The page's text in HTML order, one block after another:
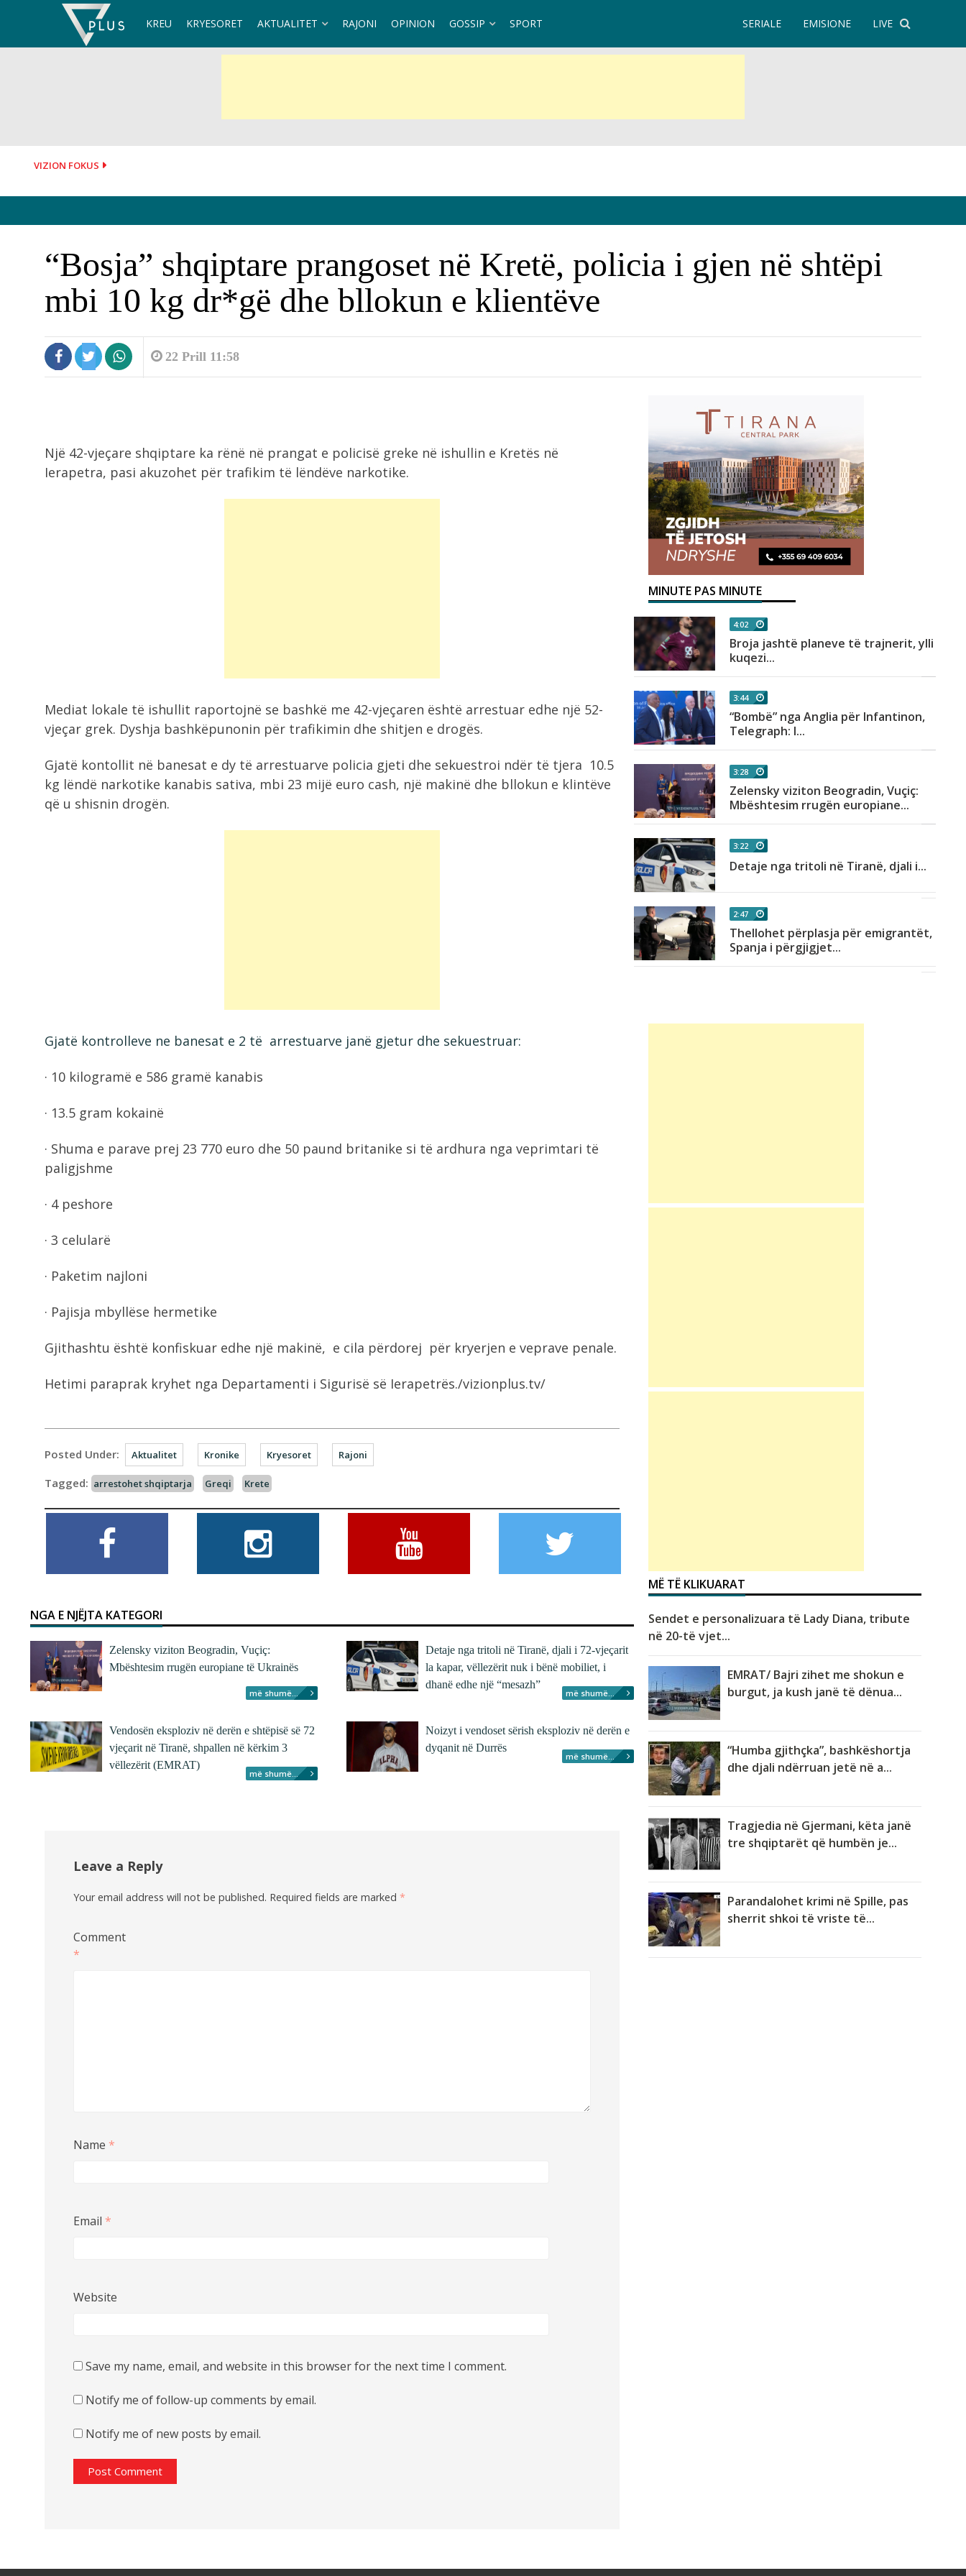
KREU KRYESORET AKTUALITET RAJONI OPINION GOSSIP SPORT LIVE
EMISIONE
SERIALE
VIZION FOKUS
“Bosja” shqiptare prangoset në Kretë, policia i gjen në shtëpi
mbi 10 kg dr*gë dhe bllokun e klientëve
22 Prill 11:58
Një 42-vjeçare shqiptare ka rënë në prangat e policisë greke në ishullin e Kretës në
Ierapetra, pasi akuzohet për trafikim të lëndëve narkotike.
Mediat lokale të ishullit raportojnë se bashkë me 42-vjeçaren është arrestuar edhe një 52-
vjeçar grek. Dyshja bashkëpunonin për trafikimin dhe shitjen e drogës.
Gjatë kontollit në banesat e dy të arrestuarve policia gjeti dhe sekuestroi ndër të tjera 10.5
kg lëndë narkotike kanabis sativa, mbi 23 mijë euro cash, një makinë dhe bllokun e klintëve
që u shisnin drogën.
Gjatë kontrolleve ne banesat e 2 të arrestuarve janë gjetur dhe sekuestruar:
· 10 kilogramë e 586 gramë kanabis
· 13.5 gram kokainë
· Shuma e parave prej 23 770 euro dhe 50 paund britanike si të ardhura nga veprimtari të
paligjshme
· 4 peshore
· 3 celularë
· Paketim najloni
· Pajisja mbyllëse hermetike
Gjithashtu është konfiskuar edhe një makinë, e cila përdorej për kryerjen e veprave penale.
Hetimi paraprak kryhet nga Departamenti i Sigurisë së Ierapetrës./vizionplus.tv/
Posted Under: Aktualitet Kronike Kryesoret Rajoni
Tagged: arrestohet shqiptarja Greqi Krete
NGA E NJËJTA KATEGORI
Zelensky viziton Beogradin, Vuçiç:
Mbështesim rrugën europiane të Ukrainës
më shumë...
Detaje nga tritoli në Tiranë, djali i 72-vjeçarit
la kapar, vëllezërit nuk i bënë mobiliet, i
dhanë edhe një “mesazh”
më shumë...
Vendosën eksploziv në derën e shtëpisë së 72
vjeçarit në Tiranë, shpallen në kërkim 3
vëllezërit (EMRAT)
më shumë...
Noizyt i vendoset sërish eksploziv në derën e
dyqanit në Durrës
më shumë...
Leave a Reply
Your email address will not be published. Required fields are marked *
Comment
*
Name *
Email *
Website
Save my name, email, and website in this browser for the next time I comment.
Notify me of follow-up comments by email.
Notify me of new posts by email.
MINUTE PAS MINUTE
Përshkallëzohet situata në Kuvendin
e Kosovës, deputetja...
1:02
Retë e hirit nga Etna detyrojnë
aeroportin...
Ankand për topin e “Dorës së Zotit”,...
Festivali i folklorit në Kotë, 25 grupe...
11:55
Siguria rrugore, Hita në terren: Një
rregull...
4:02
Broja jashtë planeve të trajnerit, ylli
kuqezi...
3:44
“Bombë” nga Anglia për Infantinon,
Telegraph: I...
3:28
Zelensky viziton Beogradin, Vuçiç:
Mbështesim rrugën europiane...
3:22
Detaje nga tritoli në Tiranë, djali i...
2:47
Thellohet përplasja për emigrantët,
Spanja i përgjigjet...
MË TË KLIKUARAT
Sendet e personalizuara të Lady Diana, tribute
në 20-të vjet...
EMRAT/ Bajri zihet me shokun e
burgut, ja kush janë të dënua...
“Humba gjithçka”, bashkëshortja
dhe djali ndërruan jetë në a...
Tragjedia në Gjermani, këta janë
tre shqiptarët që humbën je...
Parandalohet krimi në Spille, pas
sherrit shkoi të vriste të...